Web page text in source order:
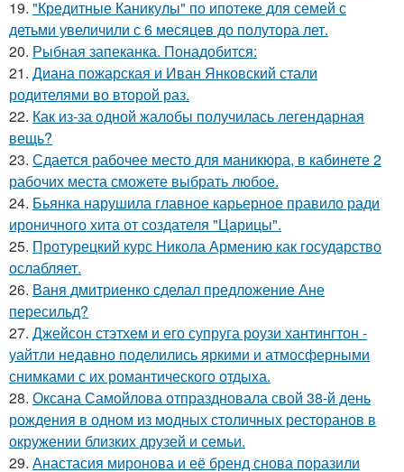
19. "Кредитные Каникулы" по ипотеке для семей с
детьми увеличили с 6 месяцев до полутора лет.
20. Рыбная запеканка. Понадобится:
21. Диана пожарская и Иван Янковский стали
родителями во второй раз.
22. Как из-за одной жалобы получилась легендарная
вещь?
23. Сдается рабочее место для маникюра, в кабинете 2
рабочих места сможете выбрать любое.
24. Бьянка нарушила главное карьерное правило ради
ироничного хита от создателя "Царицы".
25. Протурецкий курс Никола Армению как государство
ослабляет.
26. Ваня дмитриенко сделал предложение Ане
пересильд?
27. Джейсон стэтхем и его супруга роузи хантингтон -
уайтли недавно поделились яркими и атмосферными
снимками с их романтического отдыха.
28. Оксана Самойлова отпраздновала свой 38-й день
рождения в одном из модных столичных ресторанов в
окружении близких друзей и семьи.
29. Анастасия миронова и её бренд снова поразили